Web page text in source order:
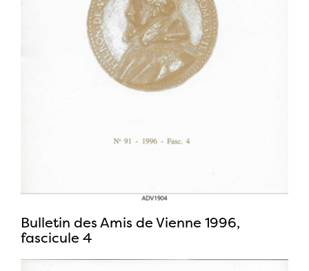
Bulletin des Amis de Vienne 1996,
fascicule 4